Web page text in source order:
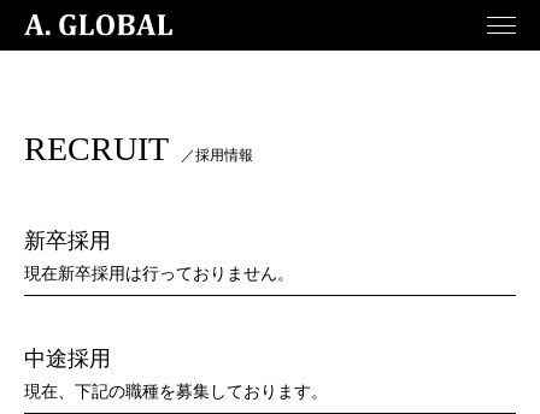
menu
RECRUIT ／採用情報
新卒採用
現在新卒採用は行っておりません。
中途採用
現在、下記の職種を募集しております。